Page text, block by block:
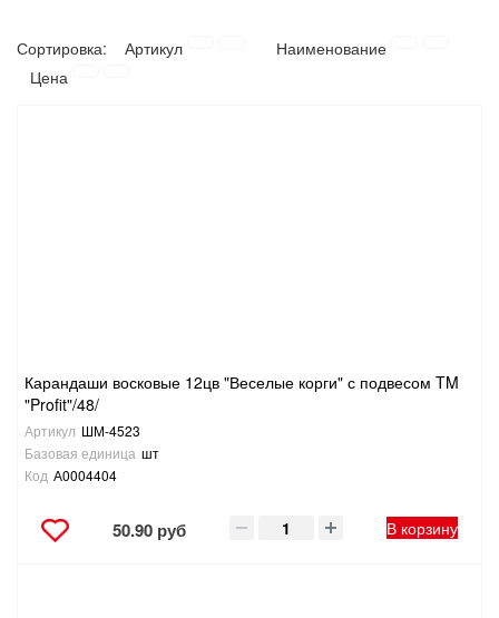
НАСОСНОЕ ОБОРУДОВАНИЕ
СТРЕМЯНКИ,ЛЕСТНИЦЫ
СТРОИТЕЛЬНЫЕ И ОТДЕЛОЧНЫЕ МАТЕРИАЛЫ
ТОВАРЫ ДЛЯ АВТО
Сортировка: Артикул
Наименование
Цена
Карандаши восковые 12цв "Веселые корги" с подвесом TM
"Profit"/48/
Артикул ШМ-4523
Базовая единица шт
Код А0004404
50.90 руб В корзину